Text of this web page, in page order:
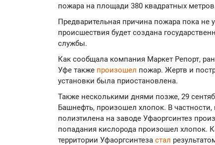
пожара на площади 380 квадратных
Предварительная причина пожара пока не
происшествия будет создана
службы.
Как сообщала компания Маркет Репорт,
Уфе также произошел пожар. Жертв и
установки была приостановлена.
Также несколькими днями позже, 29
Башнефть, произошел хлопок. В частности,
полиэтилена на заводе Уфаоргсинтез
попадания кислорода произошел хлопок.
территории Уфаоргсинтеза стал